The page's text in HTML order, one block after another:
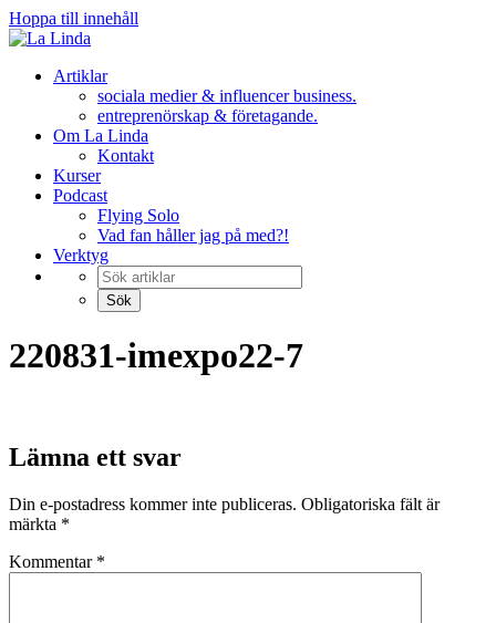
Hoppa till innehåll
Artiklar
sociala medier & influencer business.
entreprenörskap & företagande.
Om La Linda
Kontakt
Kurser
Podcast
Flying Solo
Vad fan håller jag på med?!
Verktyg
220831-imexpo22-7
Lämna ett svar
Din e-postadress kommer inte publiceras. Obligatoriska fält är
märkta *
Kommentar *